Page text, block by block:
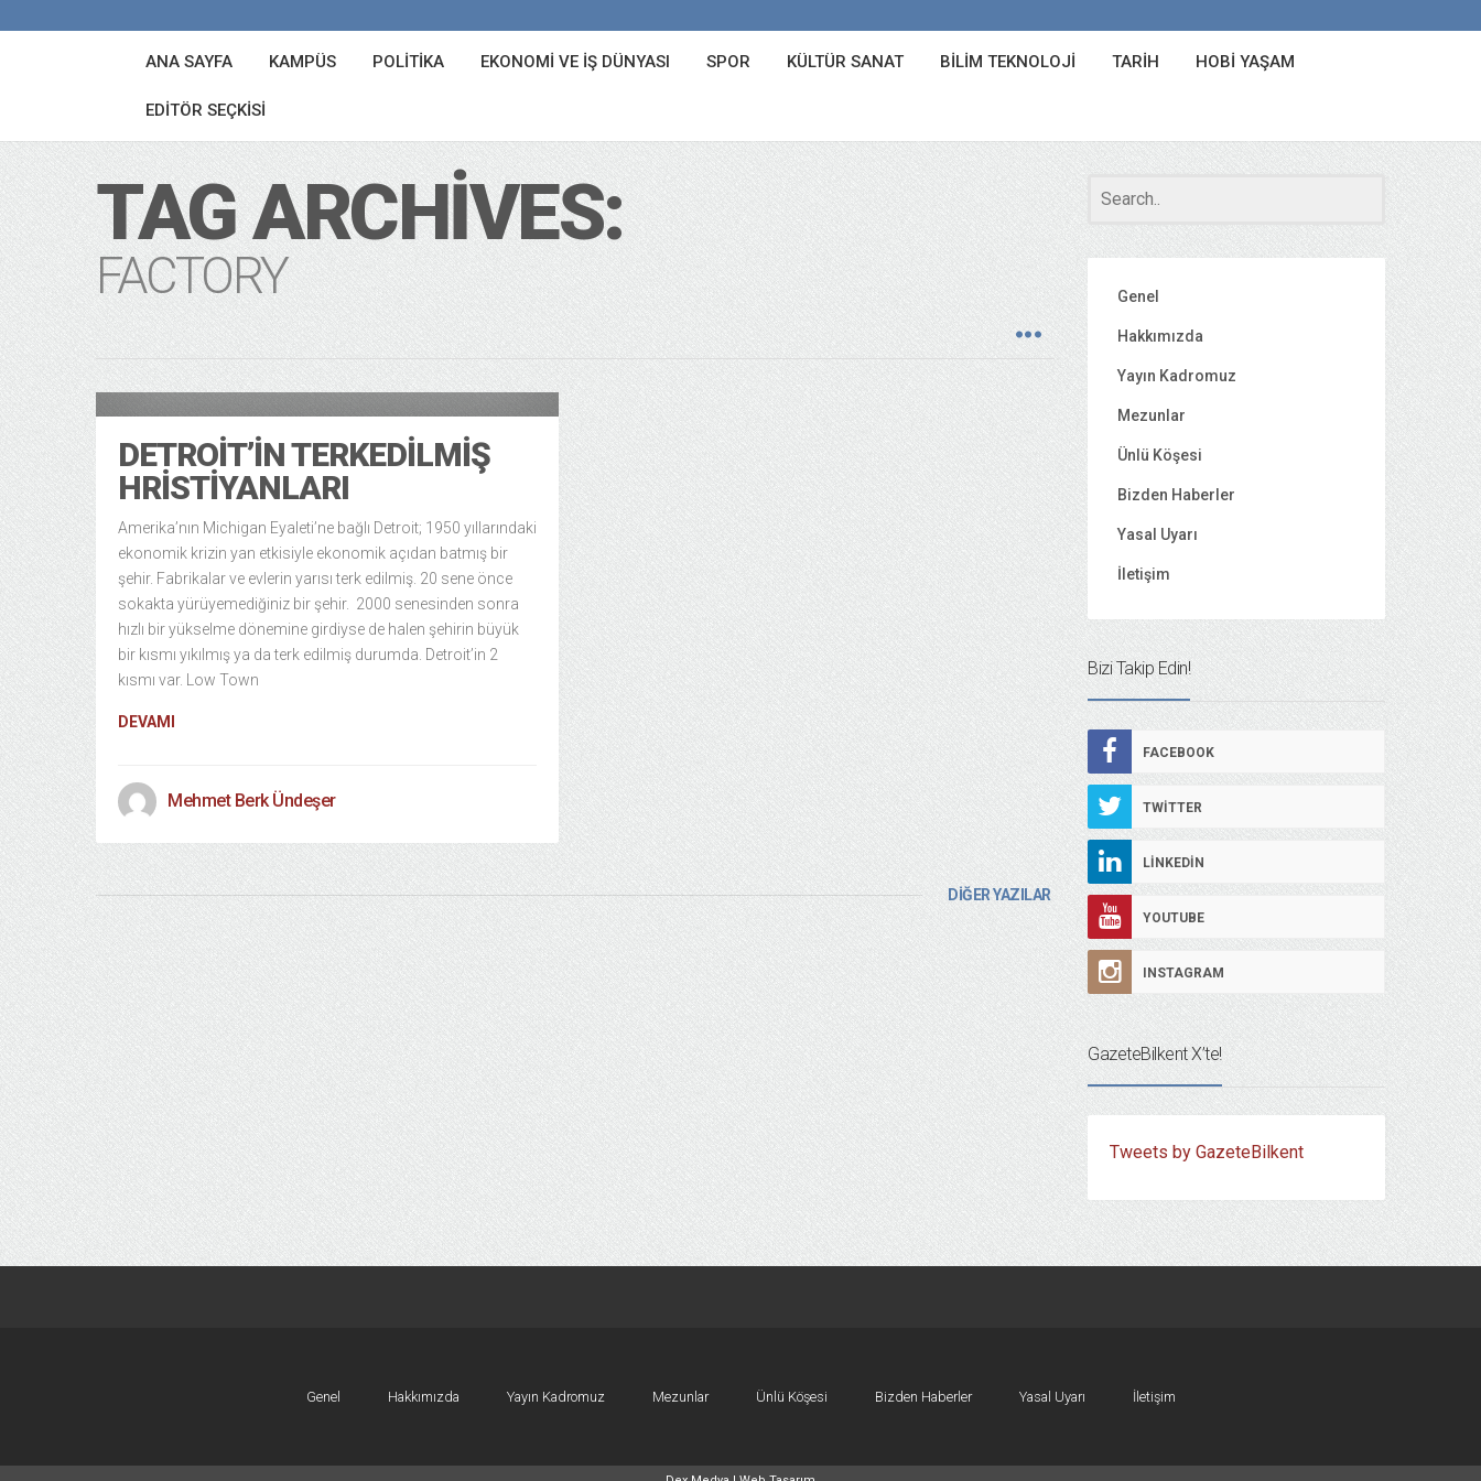
ANA SAYFA KAMPÜS POLITIKA EKONOMI VE İŞ DÜNYASI SPOR KÜLTÜR SANAT BILIM TEKNOLOJI TARIH HOBI YAŞAM
EDITÖR SEÇKISI
TAG ARCHIVES:
FACTORY
DETROIT’IN TERKEDILMIŞ
HRISTIYANLARI
Amerika’nın Michigan Eyaleti’ne bağlı Detroit; 1950 yıllarındaki
ekonomik krizin yan etkisiyle ekonomik açıdan batmış bir
şehir. Fabrikalar ve evlerin yarısı terk edilmiş. 20 sene önce
sokakta yürüyemediğiniz bir şehir. 2000 senesinden sonra
hızlı bir yükselme dönemine girdiyse de halen şehirin büyük
bir kısmı yıkılmış ya da terk edilmiş durumda. Detroit’in 2
kısmı var. Low Town
DEVAMI
Mehmet Berk Ündeşer
DİĞER YAZILAR
Genel
Hakkımızda
Yayın Kadromuz
Mezunlar
Ünlü Köşesi
Bizden Haberler
Yasal Uyarı
İletişim
Bizi Takip Edin!
FACEBOOK
TWITTER
LINKEDIN
YOUTUBE
INSTAGRAM
GazeteBilkent X’te!
Tweets by GazeteBilkent
Genel Hakkımızda Yayın Kadromuz Mezunlar Ünlü Köşesi Bizden Haberler Yasal Uyarı İletişim